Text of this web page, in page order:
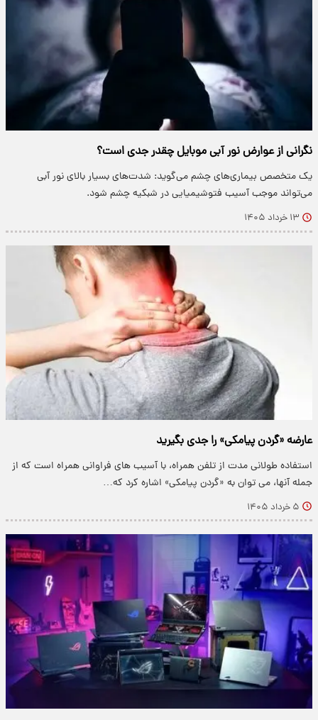
نگرانی‌ از عوارض نور آبی موبایل چقدر جدی است؟
یک متخصص بیماری‌های چشم می‌گوید: شدت‌های بسیار بالای نور آبی
می‌تواند موجب آسیب فتوشیمیایی در شبکیه چشم شود.
۱۳ خرداد ۱۴۰۵
عارضه «گردن پیامکی» را جدی بگیرید
استفاده طولانی مدت از تلفن همراه، با آسیب های فراوانی همراه است که از
جمله آنها، می توان به «گردن پیامکی» اشاره کرد که…
۵ خرداد ۱۴۰۵